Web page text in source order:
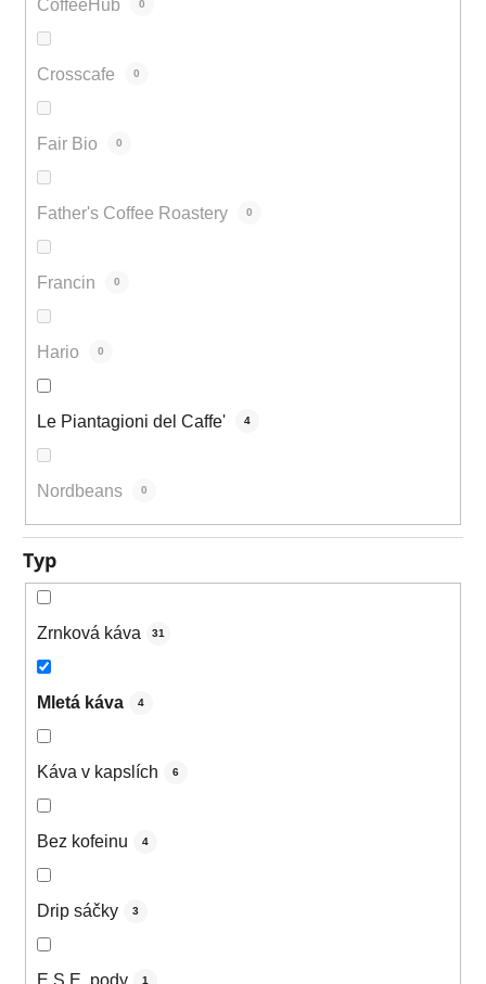
CoffeeHub 0
Crosscafe 0
Fair Bio 0
Father's Coffee Roastery 0
Francin 0
Hario 0
Le Piantagioni del Caffe' 4
Nordbeans 0
Typ
Zrnková káva 31
Mletá káva 4
Káva v kapslích 6
Bez kofeinu 4
Drip sáčky 3
1